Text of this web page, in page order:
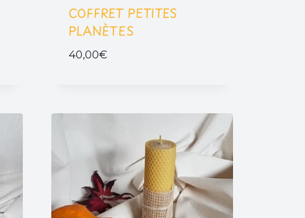
COFFRET PETITES
PLANÈTES
40,00€